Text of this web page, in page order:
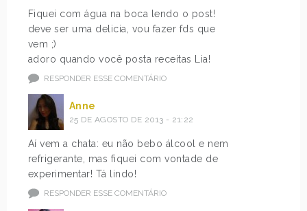
Fiquei com água na boca lendo o post!
deve ser uma delicia, vou fazer fds que
vem ;)
adoro quando você posta receitas Lia!
RESPONDER ESSE COMENTÁRIO
Anne
25 DE AGOSTO DE 2013 - 21:22
Aí vem a chata: eu não bebo álcool e nem
refrigerante, mas fiquei com vontade de
experimentar! Tá lindo!
RESPONDER ESSE COMENTÁRIO